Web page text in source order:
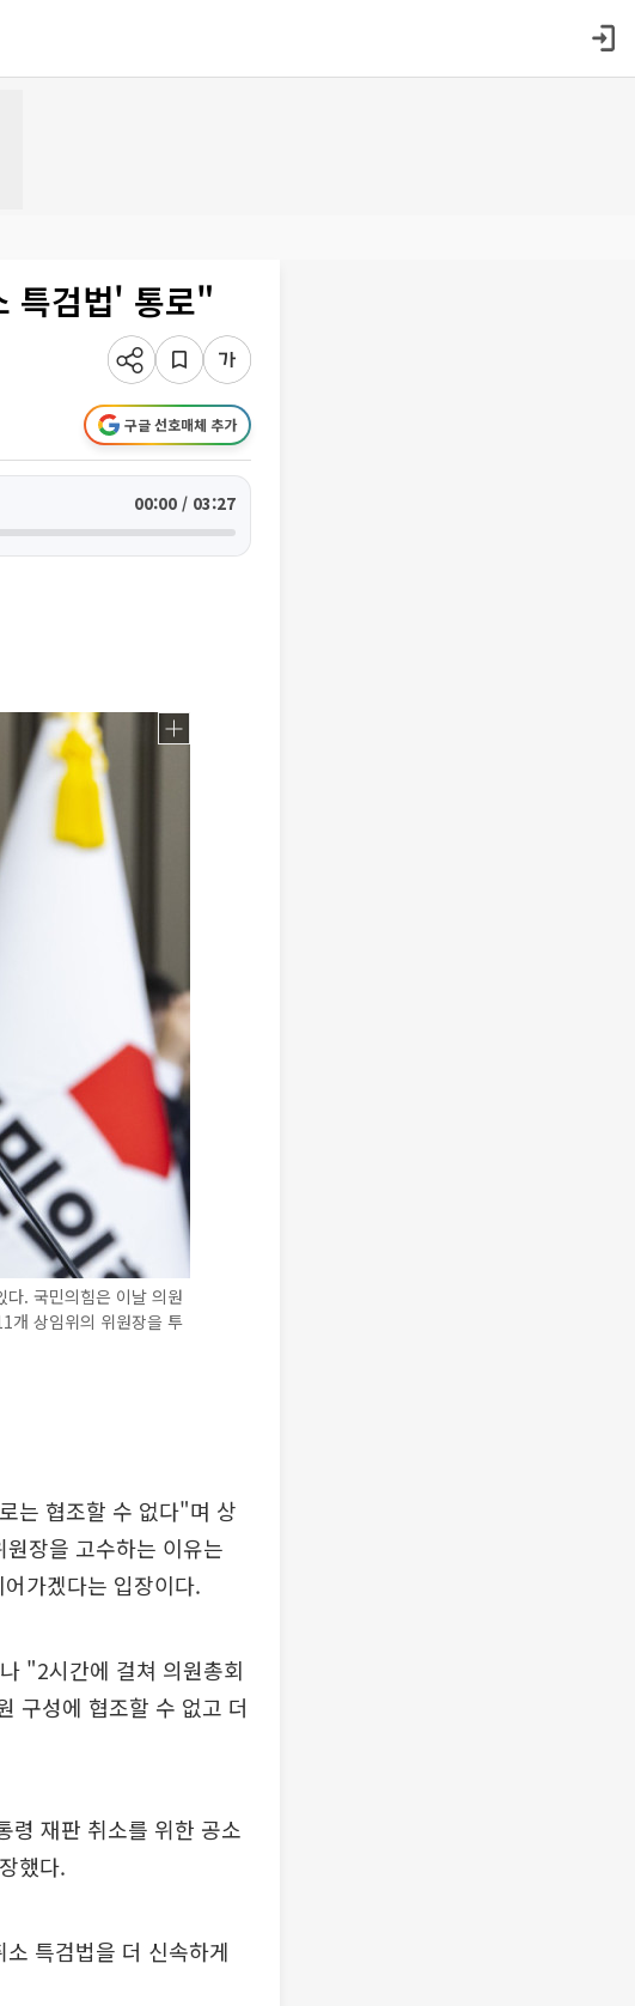
특검법' 통로"
구글 선호매체 추가
00:00 / 03:27
. 국민의힘은 이날 의원
개 상임위의 위원장을 투
는 협조할 수 없다"며 상
장을 고수하는 이유는
가겠다는 입장이다.
"2시간에 걸쳐 의원총회
구성에 협조할 수 없고 더
령 재판 취소를 위한 공소
했다.
특검법을 더 신속하게